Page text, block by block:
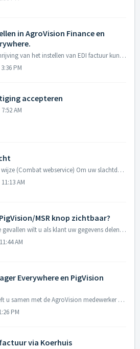
in AgroVision Finance en
Voor een korte beschrijving van het instellen van EDI factuur kunt u op onderstaande link klikken. EDI Factuur instellen (AgroVision Finance & PigM...
PM
accepteren
AM
Volgens de EDI soap wijze (Combat webservice) Om uw slachtdata in uw PigManager Everywhere te krijgen heeft u de module EDI slacht nodig in uw licentie....
AM
MSR knop zichtbaar?
Inleiding In sommige gevallen wilt u als klant uw gegevens delen met een adviseur. Eén van de mogelijkheden omdat te doen PigVison/MSR. Daar voor heeft ...
AM
Everywhere en PigVision
Inleiding: Zojuist heeft u samen met de AgroVision medewerker de opstart gedaan van PigManager Everywhere en/of PigVision Mobile. Hieronder vind u 2 E-lear...
PM
via Koerhuis